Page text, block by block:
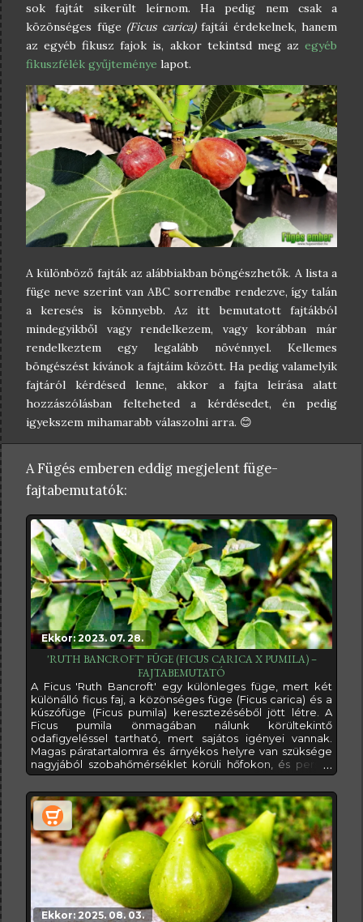
sok fajtát sikerült leírnom. Ha pedig nem csak a
közönséges füge (Ficus carica)fajtái érdekelnek, hanem
az egyéb fikusz fajok is, akkor tekintsd meg az egyéb
fikuszfélék gyűjteménye lapot.
A különböző fajták az alábbiakban böngészhetők. A lista a
füge neve szerint van ABC sorrendbe rendezve, így talán
a keresés is könnyebb. Az itt bemutatott fajtákból
mindegyikből vagy rendelkezem, vagy korábban már
rendelkeztem egy legalább növénnyel. Kellemes
böngészést kívánok a fajtáim között. Ha pedig valamelyik
fajtáról kérdésed lenne, akkor a fajta leírása alatt
hozzászólásban felteheted a kérdésedet, én pedig
igyekszem mihamarabb válaszolni arra. 😊
A Fügés emberen eddig megjelent füge-
fajtabemutatók:
Ekkor: 2023. 07. 28.
'RUTH BANCROFT' FÜGE (FICUS CARICA X PUMILA) –
FAJTABEMUTATÓ
A Ficus 'Ruth Bancroft' egy különleges füge, mert két
különálló ficus faj, a közönséges füge (Ficus carica) és a
kúszófüge (Ficus pumila) keresztezéséből jött létre. A
Ficus pumila önmagában nálunk körültekintő
odafigyeléssel tartható, mert sajátos igényei vannak.
Magas páratartalomra és árnyékos helyre van szüksége
nagyjából szobahőmérséklet körüli hőfokon, és persze
cseppet sem tolerálja a fagyot. Emiatt a hazai klímán
maximum szobanövényként tartható.A Ficus caricát,
azaz a közönséges ehető fügét pedig nem kell talán
bemutatnom, hiszen első sorban
Ekkor: 2025. 08. 03.